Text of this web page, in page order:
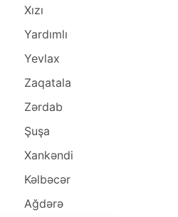
Xızı
Yardımlı
Yevlax
Zaqatala
Zərdab
Şuşa
Xankəndi
Kəlbəcər
Ağdərə